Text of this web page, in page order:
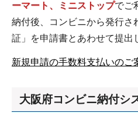
ーマート、ミニストップでご
納付後、コンビニから発行さ
証」を申請書とあわせて提出
新規申請の手数料支払いのご
大阪府コンビニ納付シ